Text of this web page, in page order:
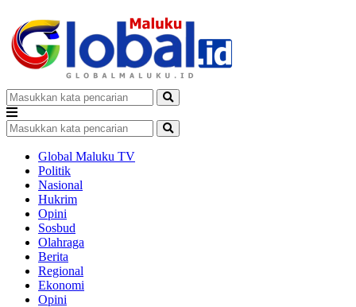
Global Maluku TV
Politik
Nasional
Hukrim
Opini
Sosbud
Olahraga
Berita
Regional
Ekonomi
Opini